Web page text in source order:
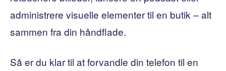
administrere visuelle elementer til en butik – alt
sammen fra din håndflade.
Så er du klar til at forvandle din telefon til en